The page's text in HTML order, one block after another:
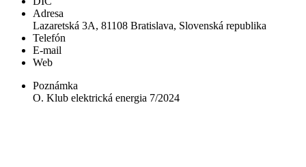
Adresa
Lazaretská 3A, 81108 Bratislava, Slovenská republika
Telefón
E-mail
Web
Poznámka
O. Klub elektrická energia 7/2024